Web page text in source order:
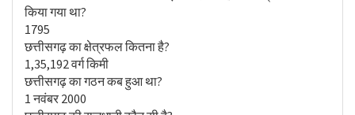
किया गया था?
1795
छत्तीसगढ़ का क्षेत्रफल कितना है?
1,35,192 वर्ग किमी
छत्तीसगढ़ का गठन कब हुआ था?
1 नवंबर 2000